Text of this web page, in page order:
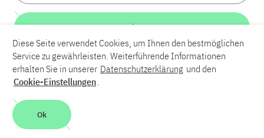
LinkedInBlueskyYouTube
Kontakt
Barrierefreiheit
Weiter
Diese Seite verwendet Cookies, um Ihnen den bestmöglichen
Service zu gewährleisten. Weiterführende Informationen
erhalten Sie in unserer Datenschutzerklärung und den
Cookie-Einstellungen.
Ok